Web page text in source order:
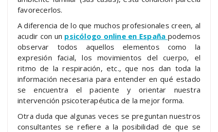
favorecerlos.
A diferencia de lo que muchos profesionales creen, al
acudir con un psicólogo online en España podemos
observar todos aquellos elementos como la
expresión facial, los movimientos del cuerpo, el
ritmo de la respiración, etc., que nos dan toda la
información necesaria para entender en qué estado
se encuentra el paciente y orientar nuestra
intervención psicoterapéutica de la mejor forma.
Otra duda que algunas veces se preguntan nuestros
consultantes se refiere a la posibilidad de que se